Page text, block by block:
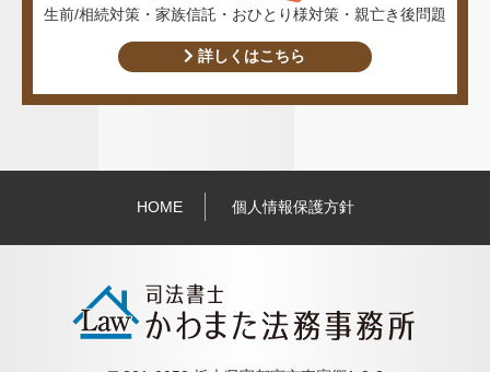
生前/相続対策・家族信託・おひとり様対策・親亡き後問題
詳しくはこちら
HOME 個人情報保護方針